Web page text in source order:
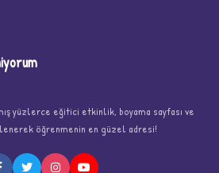
yüzlerce eğitici etkinlik, boyama sayfası ve
öğrenmenin en güzel adresi!